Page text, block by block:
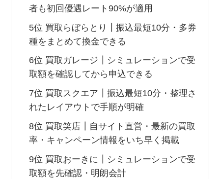
者も初回優遇レート90%が適用
5位 買取らぼらとり┃振込最短10分・多券
種をまとめて換金できる
6位 買取ガレージ┃シミュレーションで受
取額を確認してから申込できる
7位 買取スクエア┃振込最短10分・整理さ
れたレイアウトで手順が明確
8位 買取笑店┃自サイト直営・最新の買取
率・キャンペーン情報をいち早く掲載
9位 買取おーきに┃シミュレーションで受
取額を先確認・明朗会計